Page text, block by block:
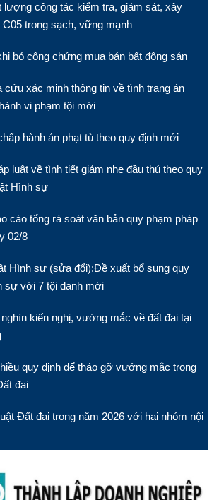
lượng công tác kiểm tra, giám sát, xây
trong sạch, vững mạnh
bỏ công chứng mua bán bất động sản
cứu xác minh thông tin về tình trạng án
vi phạm tội mới
hành án phạt tù theo quy định mới
luật về tình tiết giảm nhẹ đầu thú theo quy
Hình sự
cáo tổng rà soát văn bản quy phạm pháp
02/8
Hình sự (sửa đổi):Đề xuất bổ sung quy
sự với 7 tội danh mới
kiến nghị, vướng mắc về đất đai tại
quy định để tháo gỡ vướng mắc trong
đai
Đất đai trong năm 2026 với hai nhóm nội